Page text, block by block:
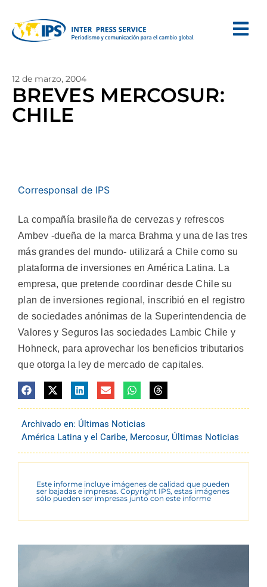
12 de marzo, 2004
BREVES MERCOSUR:
CHILE
Corresponsal de IPS
La compañía brasileña de cervezas y refrescos
Ambev -dueña de la marca Brahma y una de las tres
más grandes del mundo- utilizará a Chile como su
plataforma de inversiones en América Latina. La
empresa, que pretende coordinar desde Chile su
plan de inversiones regional, inscribió en el registro
de sociedades anónimas de la Superintendencia de
Valores y Seguros las sociedades Lambic Chile y
Hohneck, para aprovechar los beneficios tributarios
que otorga la ley de mercado de capitales.
Archivado en: Últimas Noticias
América Latina y el Caribe, Mercosur, Últimas Noticias
Este informe incluye imágenes de calidad que pueden
ser bajadas e impresas. Copyright IPS, estas imágenes
sólo pueden ser impresas junto con este informe